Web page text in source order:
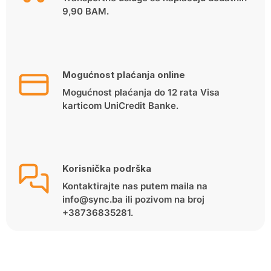
9,90 BAM.
Mogućnost plaćanja online
Mogućnost plaćanja do 12 rata Visa
karticom UniCredit Banke.
Korisnička podrška
Kontaktirajte nas putem maila na
info@sync.ba ili pozivom na broj
+38736835281.